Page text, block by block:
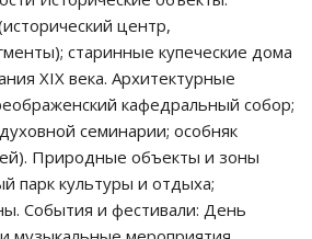
центр,
старинные купеческие дома
XIX века. Архитектурные
кафедральный собор;
семинарии; особняк
Природные объекты и зоны
парк культуры и отдыха;
События и фестивали: День